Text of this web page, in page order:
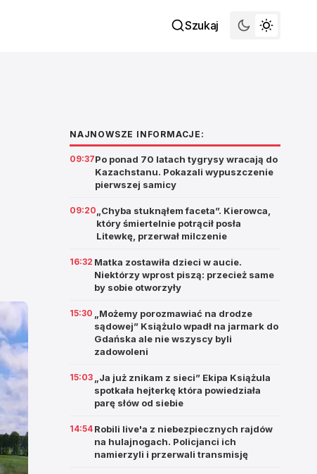
Szukaj
NAJNOWSZE INFORMACJE:
09:37Po ponad 70 latach tygrysy wracają do
Kazachstanu. Pokazali wypuszczenie
pierwszej samicy
09:20 „Chyba stuknąłem faceta”. Kierowca,
który śmiertelnie potrącił posła
Litewkę, przerwał milczenie
16:32 Matka zostawiła dzieci w aucie.
Niektórzy wprost piszą: przecież same
by sobie otworzyły
15:30
„Możemy porozmawiać na drodze
sądowej” Książulo wpadł na jarmark do
Gdańska ale nie wszyscy byli
zadowoleni
15:03
„Ja już znikam z sieci” Ekipa Książula
spotkała hejterkę która powiedziała
parę słów od siebie
14:54 Robili live'a z niebezpiecznych rajdów
na hulajnogach. Policjanci ich
namierzyli i przerwali transmisję